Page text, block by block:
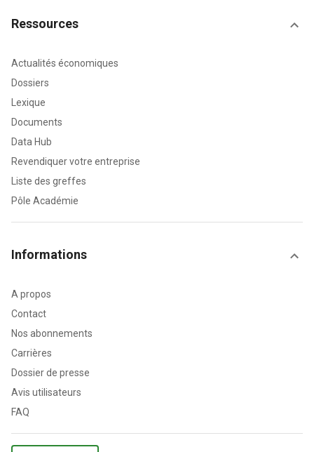
Ressources
Actualités économiques
Dossiers
Lexique
Documents
Data Hub
Revendiquer votre entreprise
Liste des greffes
Pôle Académie
Informations
A propos
Contact
Nos abonnements
Carrières
Dossier de presse
Avis utilisateurs
FAQ